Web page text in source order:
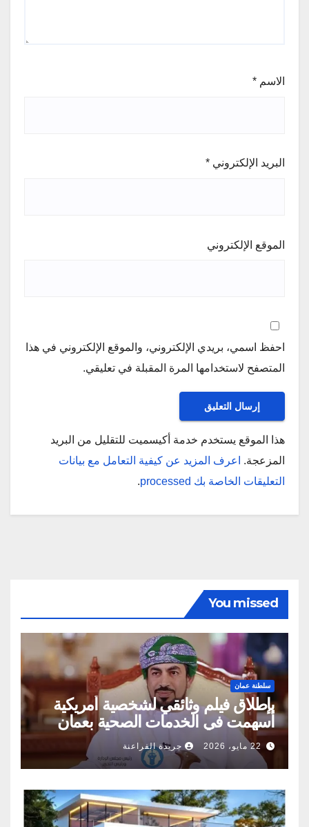
الاسم *
البريد الإلكتروني *
الموقع الإلكتروني
احفظ اسمي، بريدي الإلكتروني، والموقع الإلكتروني في هذا
المتصفح لاستخدامها المرة المقبلة في تعليقي.
هذا الموقع يستخدم خدمة أكيسميت للتقليل من البريد
المزعجة.
اعرف المزيد عن كيفية التعامل مع بيانات
التعليقات الخاصة بك processed
.
You missed
سلطنة عمان
بإطلاق فيلم وثائقي لشخصية أمريكية
أسهمت في الخدمات الصحية بعمان
22 مايو، 2026 جريدة الفراعنة